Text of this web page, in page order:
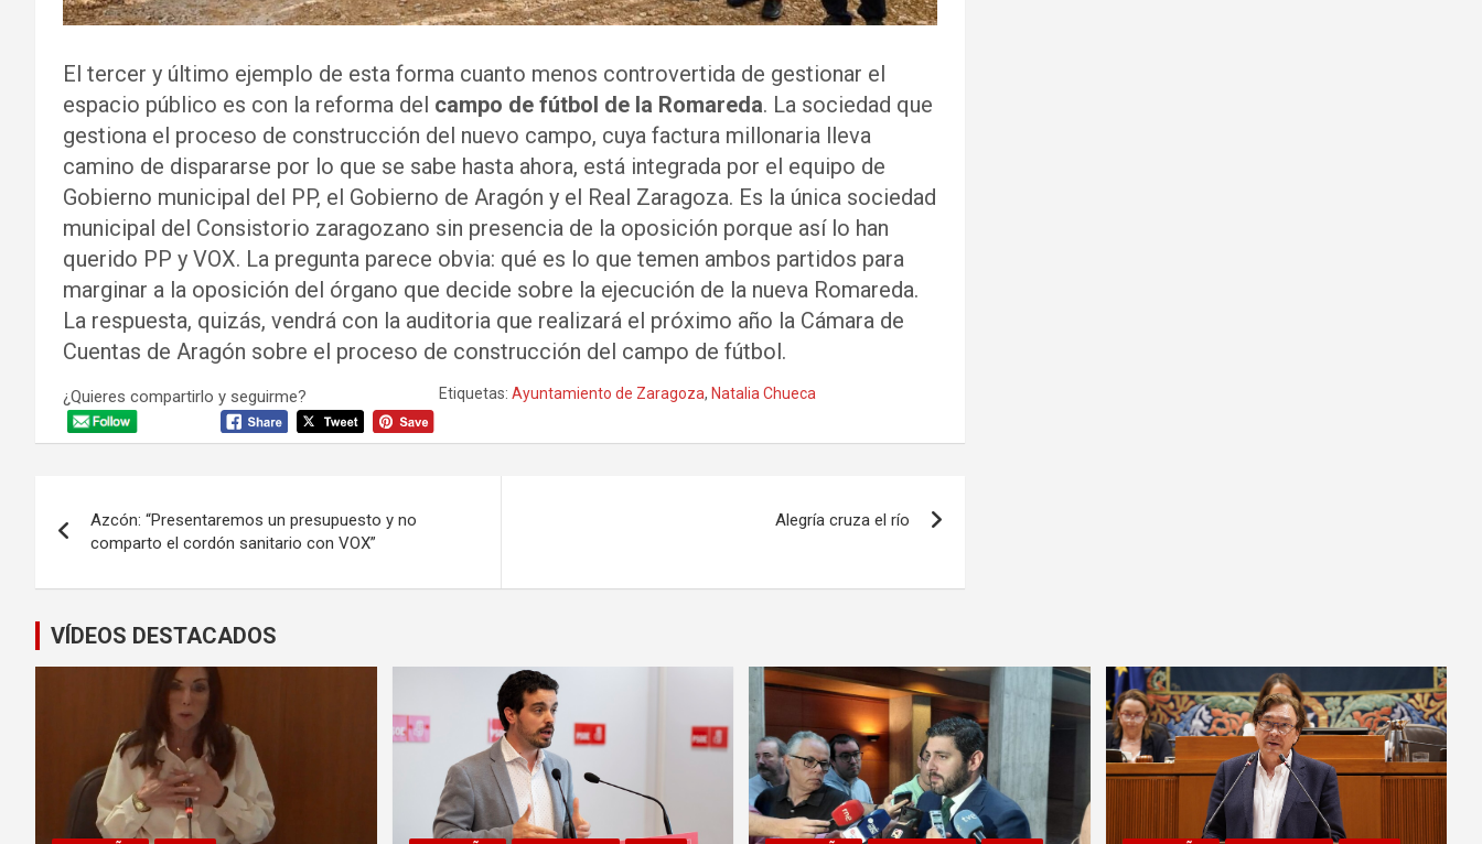
El tercer y último ejemplo de esta forma cuanto menos controvertida de gestionar el
espacio público es con la reforma del campo de fútbol de la Romareda. La sociedad que
gestiona el proceso de construcción del nuevo campo, cuya factura millonaria lleva
camino de dispararse por lo que se sabe hasta ahora, está integrada por el equipo de
Gobierno municipal del PP, el Gobierno de Aragón y el Real Zaragoza. Es la única sociedad
municipal del Consistorio zaragozano sin presencia de la oposición porque así lo han
querido PP y VOX. La pregunta parece obvia: qué es lo que temen ambos partidos para
marginar a la oposición del órgano que decide sobre la ejecución de la nueva Romareda.
La respuesta, quizás, vendrá con la auditoria que realizará el próximo año la Cámara de
Cuentas de Aragón sobre el proceso de construcción del campo de fútbol.
¿Quieres compartirlo y seguirme? Etiquetas: Ayuntamiento de Zaragoza, Natalia Chueca
de
entradas
Azcón: “Presentaremos un presupuesto y no
comparto el cordón sanitario con VOX”
Alegría cruza el río
VÍDEOS DESTACADOS